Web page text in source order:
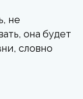
не
она будет
словно